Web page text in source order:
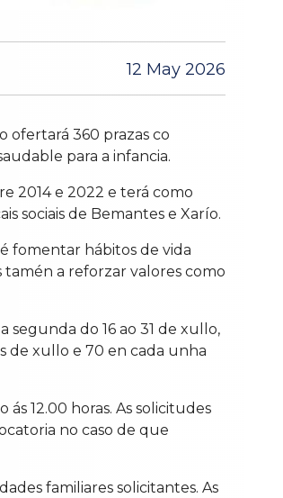
12 May 2026
ofertará 360 prazas co
para a infancia.
2014 e 2022 e terá como
sociais de Bemantes e Xarío.
fomentar hábitos de vida
tamén a reforzar valores como
segunda do 16 ao 31 de xullo,
de xullo e 70 en cada unha
12.00 horas. As solicitudes
no caso de que
familiares solicitantes. As